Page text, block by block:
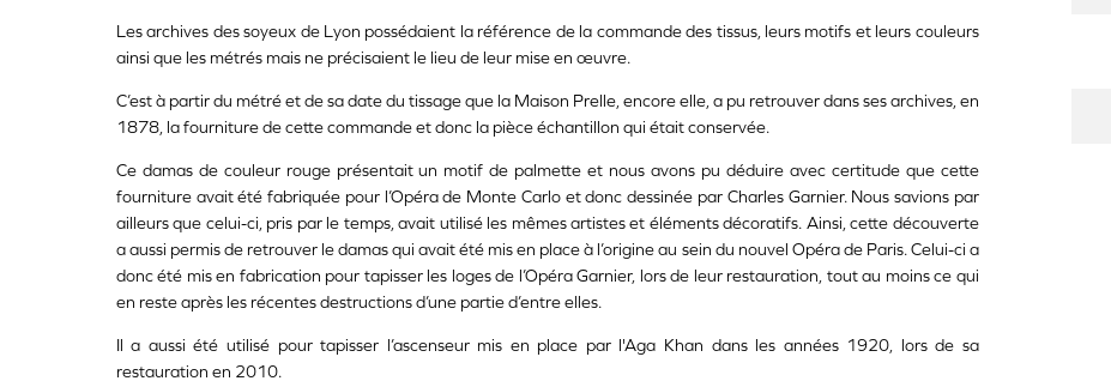
Les archives des soyeux de Lyon possédaient la référence de la commande des tissus, leurs motifs et leurs couleurs
ainsi que les métrés mais ne précisaient le lieu de leur mise en œuvre.
C’est à partir du métré et de sa date du tissage que la Maison Prelle, encore elle, a pu retrouver dans ses archives, en
1878, la fourniture de cette commande et donc la pièce échantillon qui était conservée.
Ce damas de couleur rouge présentait un motif de palmette et nous avons pu déduire avec certitude que cette
fourniture avait été fabriquée pour l’Opéra de Monte Carlo et donc dessinée par Charles Garnier. Nous savions par
ailleurs que celui-ci, pris par le temps, avait utilisé les mêmes artistes et éléments décoratifs. Ainsi, cette découverte
a aussi permis de retrouver le damas qui avait été mis en place à l’origine au sein du nouvel Opéra de Paris. Celui-ci a
donc été mis en fabrication pour tapisser les loges de l’Opéra Garnier, lors de leur restauration, tout au moins ce qui
en reste après les récentes destructions d’une partie d’entre elles.
Il a aussi été utilisé pour tapisser l’ascenseur mis en place par l'Aga Khan dans les années 1920, lors de sa
restauration en 2010.